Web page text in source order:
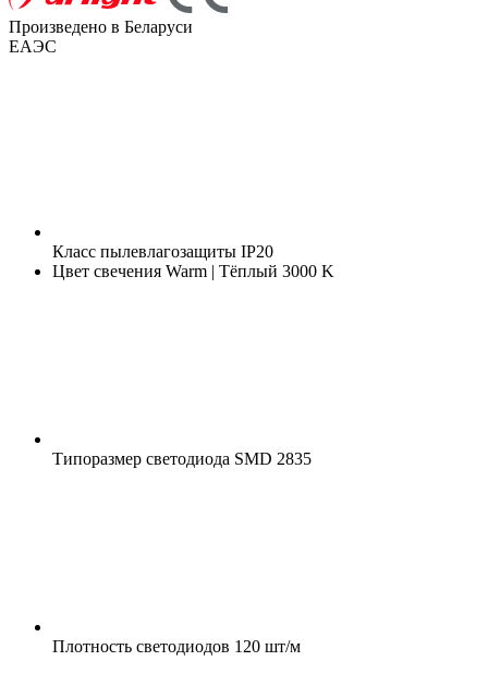
Произведено в Беларуси
ЕАЭС
Класс пылевлагозащиты IP20
Цвет свечения Warm | Тёплый 3000 K
Типоразмер светодиода SMD 2835
Плотность светодиодов 120 шт/м